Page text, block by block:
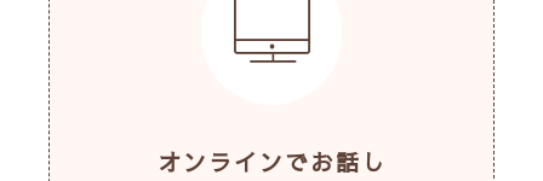
オンラインでお話し